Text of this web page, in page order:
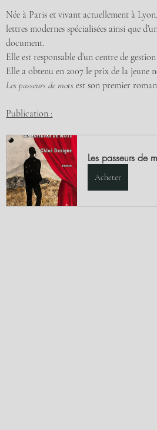
Née à Paris et vivant actuellement à
lettres modernes spécialisées ainsi que
document.
Elle est responsable d’un centre de
Elle a obtenu en 2007 le prix de la jeune
Les passeurs de mots est son premier
Publication :
Les passeurs de
Acheter